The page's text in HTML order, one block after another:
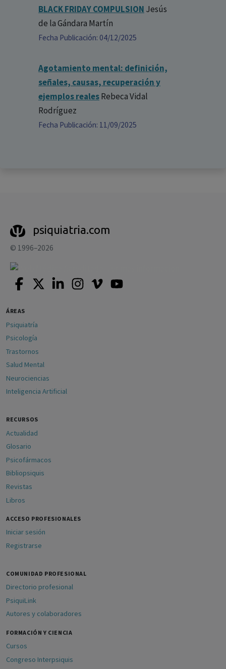
BLACK FRIDAY COMPULSION Jesús
de la Gándara Martín
Fecha Publicación: 04/12/2025
Agotamiento mental: definición,
señales, causas, recuperación y
ejemplos realesRebeca Vidal
Rodríguez
Fecha Publicación: 11/09/2025
psiquiatria.com
© 1996–2026
ÁREAS
Psiquiatría
Psicología
Trastornos
Salud Mental
Neurociencias
Inteligencia Artificial
RECURSOS
Actualidad
Glosario
Psicofármacos
Bibliopsiquis
Revistas
Libros
ACCESO PROFESIONALES
Iniciar sesión
Registrarse
COMUNIDAD PROFESIONAL
Directorio profesional
PsiquiLink
Autores y colaboradores
FORMACIÓN Y CIENCIA
Cursos
Congreso Interpsiquis